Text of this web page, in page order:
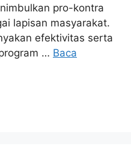
pro-kontra
lapisan masyarakat.
efektivitas serta
… Baca